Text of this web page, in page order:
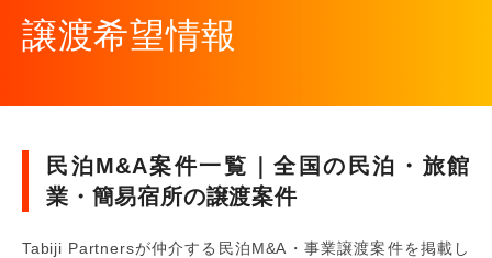
譲渡希望情報
民泊M&A案件一覧｜全国の民泊・旅館
業・簡易宿所の譲渡案件
Tabiji Partnersが仲介する民泊M&A・事業譲渡案件を掲載し